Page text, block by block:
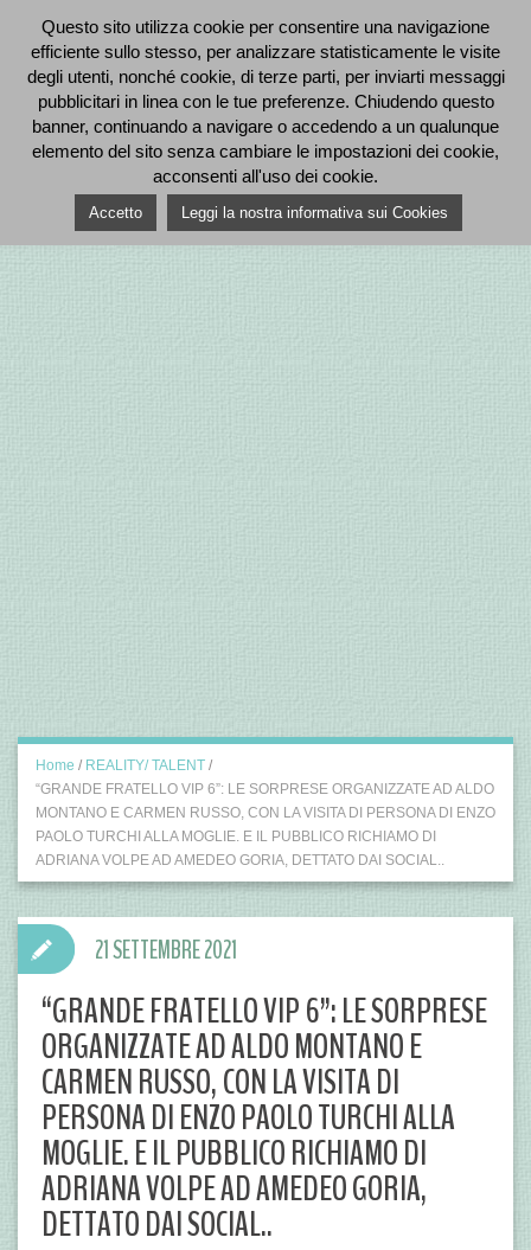
Home / REALITY/ TALENT /
“GRANDE FRATELLO VIP 6”: LE SORPRESE ORGANIZZATE AD ALDO
MONTANO E CARMEN RUSSO, CON LA VISITA DI PERSONA DI ENZO
PAOLO TURCHI ALLA MOGLIE. E IL PUBBLICO RICHIAMO DI
ADRIANA VOLPE AD AMEDEO GORIA, DETTATO DAI SOCIAL..
“GRANDE FRATELLO VIP 6”: LE SORPRESE
ORGANIZZATE AD ALDO MONTANO E
CARMEN RUSSO, CON LA VISITA DI
PERSONA DI ENZO PAOLO TURCHI ALLA
MOGLIE. E IL PUBBLICO RICHIAMO DI
ADRIANA VOLPE AD AMEDEO GORIA,
DETTATO DAI SOCIAL..
21 SETTEMBRE 2021
Questo sito utilizza cookie per consentire una navigazione
efficiente sullo stesso, per analizzare statisticamente le visite
degli utenti, nonché cookie, di terze parti, per inviarti messaggi
pubblicitari in linea con le tue preferenze. Chiudendo questo
banner, continuando a navigare o accedendo a un qualunque
elemento del sito senza cambiare le impostazioni dei cookie,
acconsenti all'uso dei cookie.
Accetto Leggi la nostra informativa sui Cookies